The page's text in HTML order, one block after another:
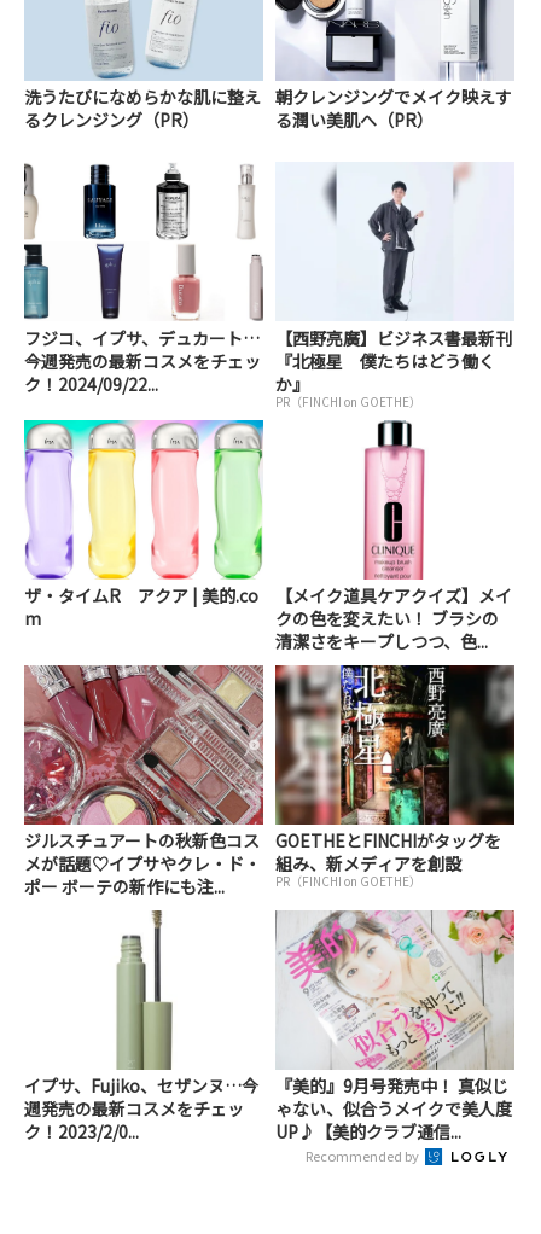
洗うたびになめらかな肌に整え
るクレンジング（PR）
朝クレンジングでメイク映えす
る潤い美肌へ（PR）
フジコ、イプサ、デュカート…
今週発売の最新コスメをチェッ
ク！2024/09/22...
【西野亮廣】ビジネス書最新刊
『北極星 僕たちはどう働く
か』
PR（FINCHI on GOETHE）
ザ・タイムR アクア | 美的.co
m
【メイク道具ケアクイズ】メイ
クの色を変えたい！ ブラシの
清潔さをキープしつつ、色...
ジルスチュアートの秋新色コス
メが話題♡イプサやクレ・ド・
ポー ボーテの新作にも注...
GOETHEとFINCHIがタッグを
組み、新メディアを創設
PR（FINCHI on GOETHE）
イプサ、Fujiko、セザンヌ…今
週発売の最新コスメをチェッ
ク！2023/2/0...
『美的』9月号発売中！ 真似じ
ゃない、似合うメイクで美人度
UP♪【美的クラブ通信...
Recommended by